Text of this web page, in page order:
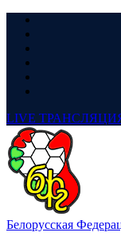
LIVE
Белорусская